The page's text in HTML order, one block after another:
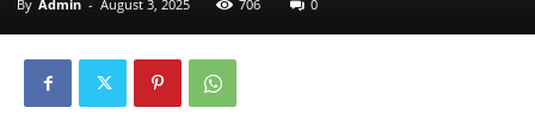
By Admin - August 3, 2025 706 0